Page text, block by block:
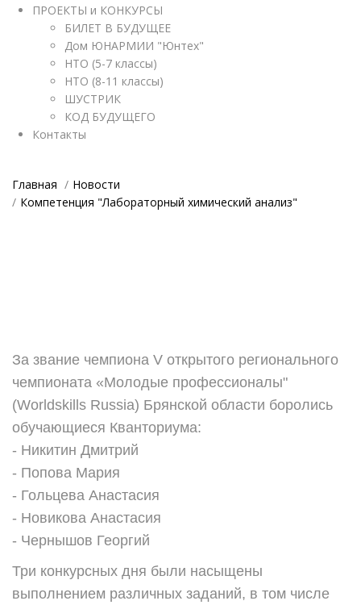
ПРОЕКТЫ и КОНКУРСЫ
БИЛЕТ В БУДУЩЕЕ
Дом ЮНАРМИИ "Юнтех"
НТО (5-7 классы)
НТО (8-11 классы)
ШУСТРИК
КОД БУДУЩЕГО
Контакты
Главная
Новости
Компетенция "Лабораторный химический анализ"
За звание чемпиона V открытого регионального
чемпионата «Молодые профессионалы"
(Worldskills Russia) Брянской области боролись
обучающиеся Кванториума:
- Никитин Дмитрий
- Попова Мария
- Гольцева Анастасия
- Новикова Анастасия
- Чернышов Георгий
Три конкурсных дня были насыщены
выполнением различных заданий, в том числе